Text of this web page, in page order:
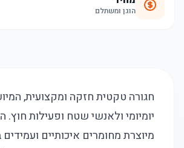
הוגן ומשתלם
חגורה טקטית חזקה ומקצועית,
יומיומי ולאנשי שטח ופעילות חוץ.
מיוצרת מחומרים איכותיים